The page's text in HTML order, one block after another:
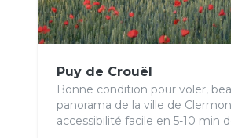
Puy de Crouêl
Bonne condition pour voler,
panorama de la ville de
accessibilité facile en 5-10 min